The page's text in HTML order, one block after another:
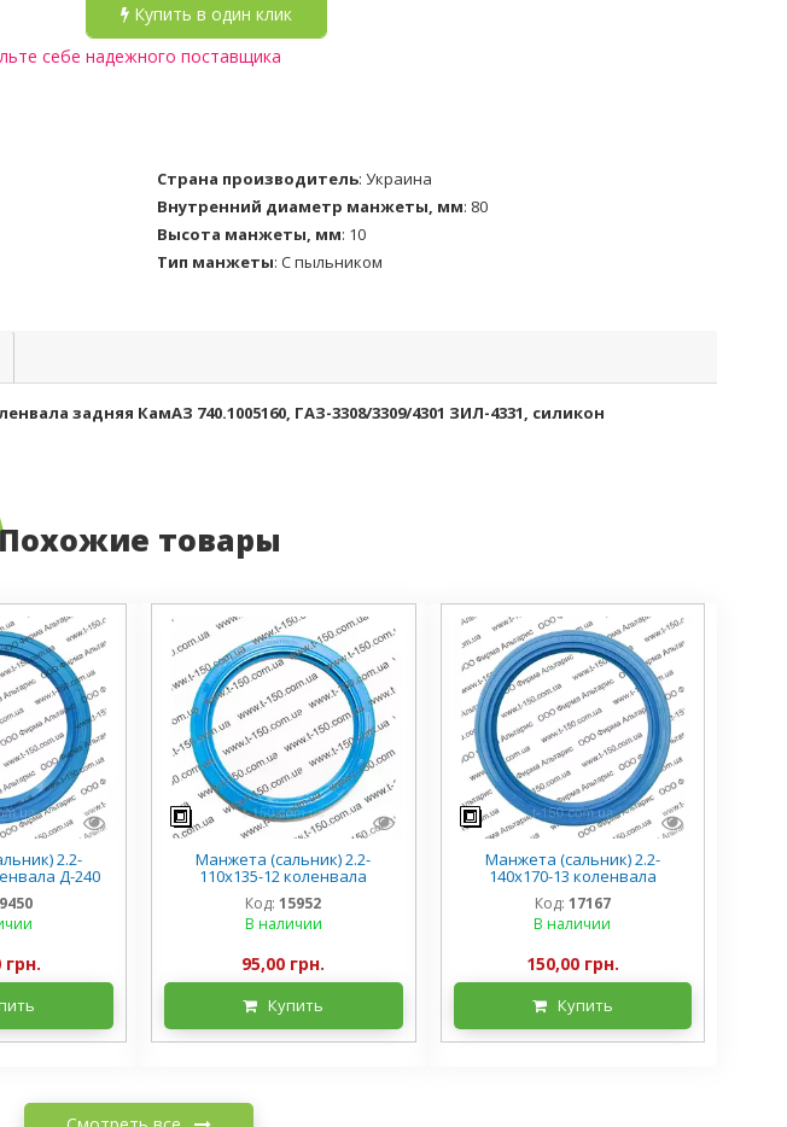
Купить в один клик
себе надежного поставщика
Страна производитель: Украина
Внутренний диаметр манжеты, мм: 80
Высота манжеты, мм: 10
Тип манжеты: С пыльником
задняя КамАЗ 740.1005160, ГАЗ-3308/3309/4301 ЗИЛ-4331, силикон
товары
2.2-
Д-240
1002305,
грн.
Манжета (сальник) 2.2-
110х135-12 коленвала
Д-243/245/Д-21/144 МТЗ-892
Т16/25/40, силикон
Код: 15952
В наличии
95,00 грн.
Купить
Манжета (сальник) 2.2-
140х170-13 коленвала
ЯМЗ-236/238/240 А-41, 236-
1005160, силикон
Код: 17167
В наличии
150,00 грн.
Купить